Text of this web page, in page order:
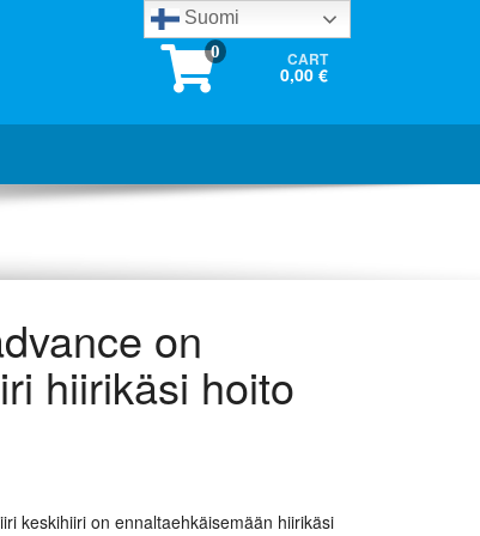
0 CART
0,00 €
on
hiirikäsi hoito
keskihiiri on ennaltaehkäisemään hiirikäsi
Suomi